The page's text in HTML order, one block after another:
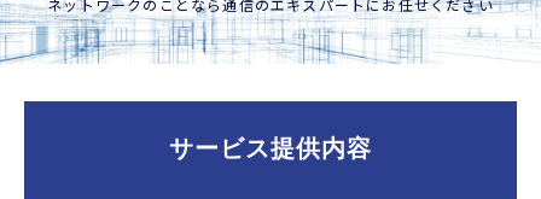
お知らせ
会社情報
ネットワークのことなら通信のエキスパートにお任せください
サービス提供内容